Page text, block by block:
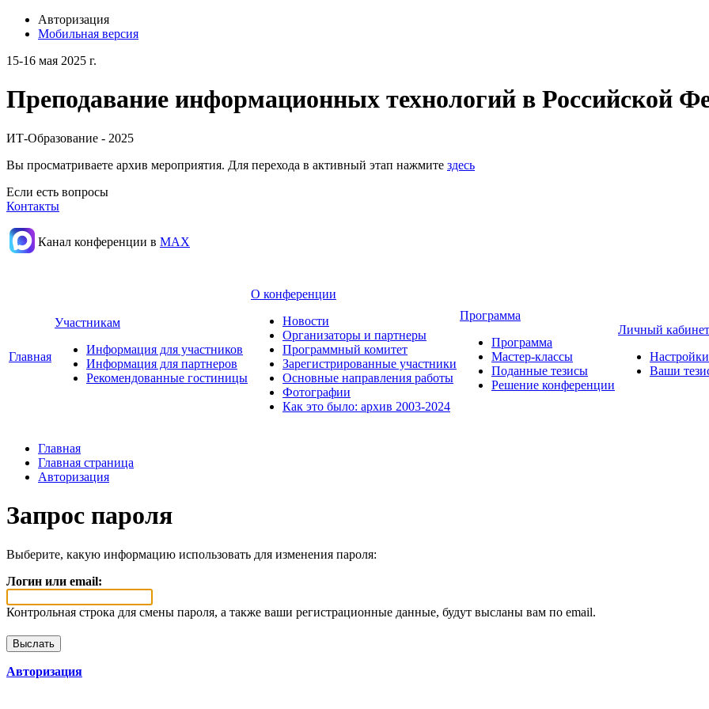
Авторизация
Мобильная версия
15-16 мая 2025 г.
Преподавание информационных технологий в Российской
ИТ-Образование - 2025
Вы просматриваете архив мероприятия. Для перехода в активный этап нажмите здесь
Если есть вопросы
Контакты
Канал конференции в МАХ
Главная
Участникам
Информация для участников
Информация для партнеров
Рекомендованные гостиницы
О конференции
Новости
Организаторы и партнеры
Программный комитет
Зарегистрированные участники
Основные направления работы
Фотографии
Как это было: архив 2003-2024
Программа
Программа
Мастер-классы
Поданные тезисы
Решение конференции
Личный кабинет
Настройки
Ваши
Главная
Главная страница
Авторизация
Запрос пароля
Выберите, какую информацию использовать для изменения пароля:
Логин или email:
Контрольная строка для смены пароля, а также ваши регистрационные данные, будут высланы вам по email.
Авторизация